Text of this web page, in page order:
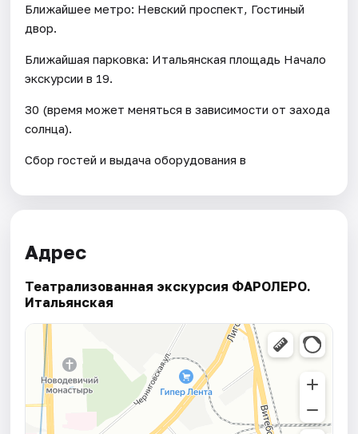
Ближайшее метро: Невский проспект, Гостиный
двор.
Ближайшая парковка: Итальянская площадь Начало
экскурсии в 19.
30 (время может меняться в зависимости от захода
солнца).
Сбор гостей и выдача оборудования в
Адрес
Театрализованная экскурсия ФАРОЛЕРО.
Итальянская